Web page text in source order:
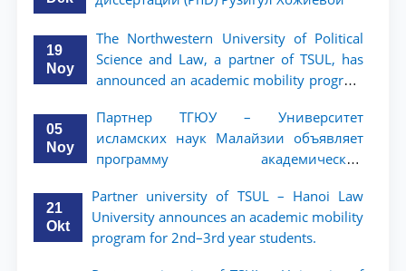
19
Noy
The Northwestern University of Political
Science and Law, a partner of TSUL, has
announced an academic mobility program
05
Noy
Партнер ТГЮУ – Университет
исламских наук Малайзии объявляет
программу академической
ТГЮУ
21
Okt
Partner university of TSUL – Hanoi Law
University announces an academic mobility
program for 2nd–3rd year students.